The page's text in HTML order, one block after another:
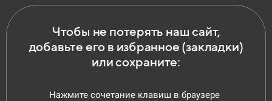
Чтобы не потерять наш сайт,
добавьте его в избранное (закладки)
или сохраните:
Нажмите сочетание клавиш в браузере